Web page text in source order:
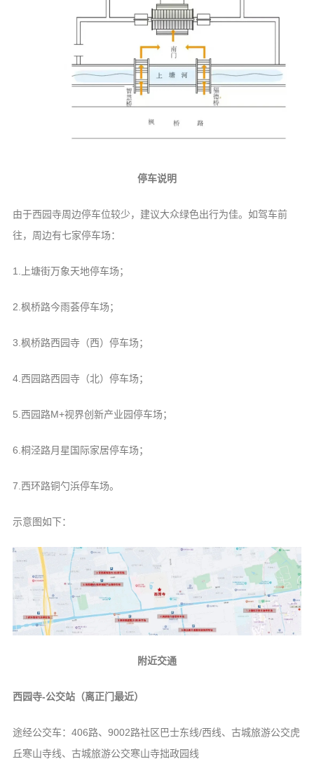
停车说明
由于西园寺周边停车位较少，建议大众绿色出行为佳。如驾车前
往，周边有七家停车场：
1.上塘街万象天地停车场；
2.枫桥路今雨荟停车场；
3.枫桥路西园寺（西）停车场；
4.西园路西园寺（北）停车场；
5.西园路M+视界创新产业园停车场；
6.桐泾路月星国际家居停车场；
7.西环路铜勺浜停车场。
示意图如下：
附近交通
西园寺-公交站（离正门最近）
途经公交车：406路、9002路社区巴士东线/西线、古城旅游公交虎
丘寒山寺线、古城旅游公交寒山寺拙政园线